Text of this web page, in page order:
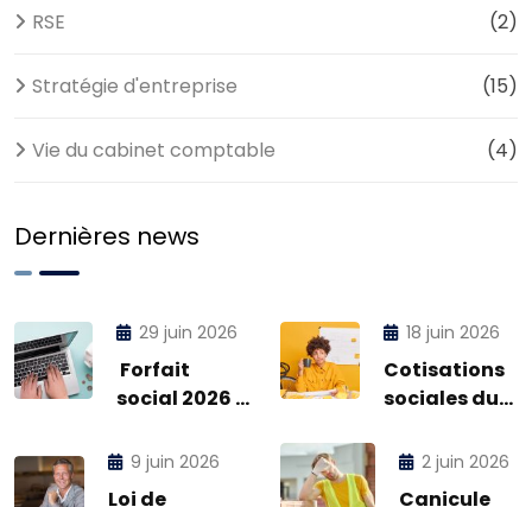
RSE (2)
Stratégie d'entreprise (15)
Vie du cabinet comptable (4)
Dernières news
29 juin 2026
Forfait
social 2026 :
taux et
exonérations
18 juin 2026
Cotisations
sociales du
entrepreneur
en 2026
9 juin 2026
Loi de
2 juin 2026
Canicule